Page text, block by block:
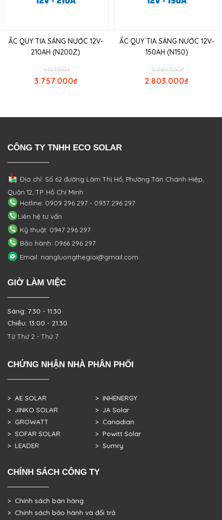
ẮC QUY TIA SÁNG NƯỚC 12V-
210AH (N200Z)
₫
4.137.100
₫
3.757.000
ẮC QUY TIA SÁNG NƯỚC 12V-
150AH (N150)
₫
3.085.500
₫
2.803.000
CÔNG TY TNHH ECO SOLAR
Địa chỉ: Số 62 đường Lâm Thị Hố, PhườngTân Chánh Hiệp,
Quận 12, TP. Hồ Chí Minh
Hotline: 0909 296 297 - 0937 296 297
Liên hệ tư vấn
Kỹ thuật: 0947 296 297
Bảo hành: 0966 296 297
Email: nangluongthegioi@gmail.com
GIỜ LÀM VIỆC
Sáng: 7:30 - 11:30
Chiều: 13:00 - 21:30
Từ Thứ 2 - Thứ 7
CHỨNG NHẬN NHÀ PHÂN PHỐI
> AE SOLAR
> JINKO SOLAR
> GROWATT
> SOFAR SOLAR
> LEADER
> INHENERGY
> JA Solar
> Canadian
> Powitt Solar
> Sumry
CHÍNH SÁCH CÔNG TY
> Chính sách bán hàng
> Chính sách bảo hành và đổi trả